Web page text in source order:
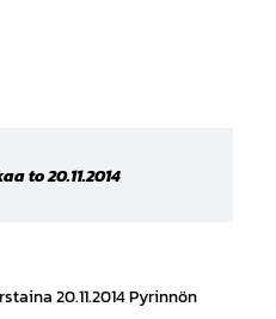
to 20.11.2014
20.11.2014 Pyrinnön